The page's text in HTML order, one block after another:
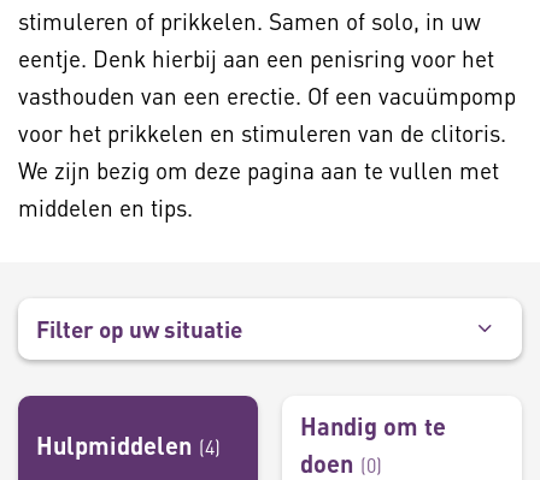
stimuleren of prikkelen. Samen of solo, in uw
eentje. Denk hierbij aan een penisring voor het
vasthouden van een erectie. Of een vacuümpomp
voor het prikkelen en stimuleren van de clitoris.
We zijn bezig om deze pagina aan te vullen met
middelen en tips.
Filter op uw situatie
Hulpmiddelen (4)
Handig om te
doen (0)